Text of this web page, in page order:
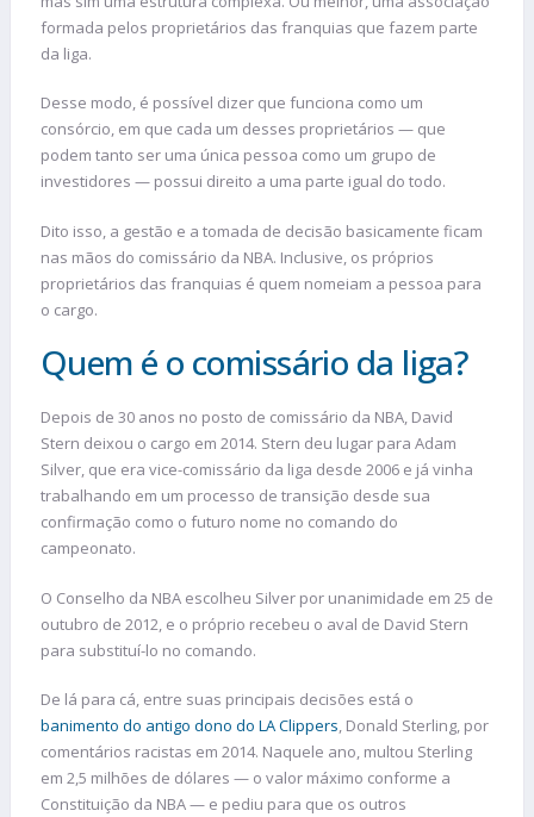
formada pelos proprietários das franquias que fazem parte
da liga.
Desse modo, é possível dizer que funciona como um
consórcio, em que cada um desses proprietários — que
podem tanto ser uma única pessoa como um grupo de
investidores — possui direito a uma parte igual do todo.
Dito isso, a gestão e a tomada de decisão basicamente ficam
nas mãos do comissário da NBA. Inclusive, os próprios
proprietários das franquias é quem nomeiam a pessoa para
o cargo.
Quem é o comissário da liga?
Depois de 30 anos no posto de comissário da NBA, David
Stern deixou o cargo em 2014. Stern deu lugar para Adam
Silver, que era vice-comissário da liga desde 2006 e já vinha
trabalhando em um processo de transição desde sua
confirmação como o futuro nome no comando do
campeonato.
O Conselho da NBA escolheu Silver por unanimidade em 25 de
outubro de 2012, e o próprio recebeu o aval de David Stern
para substituí-lo no comando.
De lá para cá, entre suas principais decisões está o
banimento do antigo dono do LA Clippers, Donald Sterling, por
comentários racistas em 2014. Naquele ano, multou Sterling
em 2,5 milhões de dólares — o valor máximo conforme a
Constituição da NBA — e pediu para que os outros